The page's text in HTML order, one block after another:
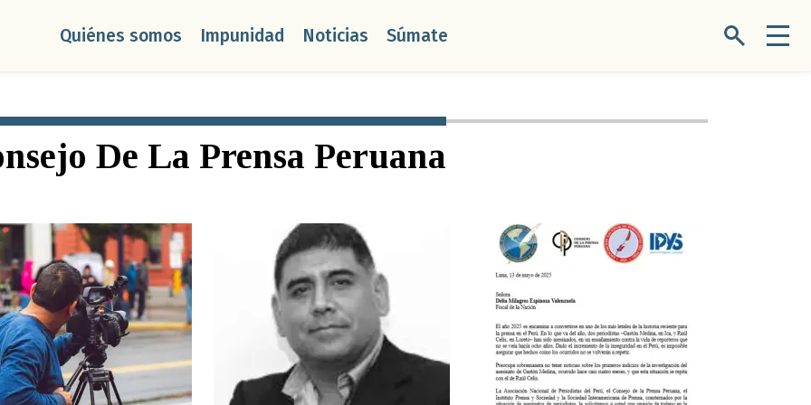
Quiénes somos Impunidad Noticias Súmate
De La Prensa Peruana